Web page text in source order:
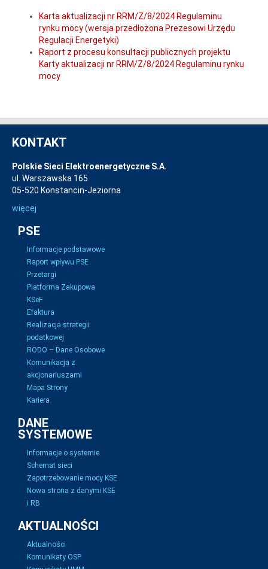
Karta aktualizacji nr RRM/Z/8/2024 Regulaminu
rynku mocy (wersja przedłożona Prezesowi Urzędu
Regulacji Energetyki)
Raport z procesu konsultacji publicznych projektu
Karty aktualizacji nr RRM/Z/8/2024 Regulaminu rynku
mocy
KONTAKT
Polskie Sieci Elektroenergetyczne S.A.
ul. Warszawska 165
05-520 Konstancin-Jeziorna
więcej
PSE
Informacje podstawowe
Raport wpływu PSE
Przetargi
Platforma Zakupowa
KSeF
Efaktura
Realizacja strategii
podatkowej
RODO – Dane Osobowe
Komunikacja z
akcjonariuszami
Mapa Strony
Kariera
DANE
SYSTEMOWE
Informacje o systemie
Schemat sieci
Zapotrzebowanie mocy KSE
Nowa strona z danymi KSE
i RB
AKTUALNOŚCI
Aktualności
Komunikaty OSP